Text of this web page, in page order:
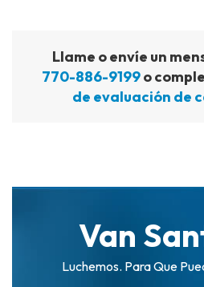
Llame o envíe un
770-886-9199o
de evaluación de
Van
Luchemos. Para Que